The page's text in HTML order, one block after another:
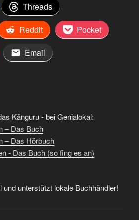
Threads
Reddit
Pocket
Email
Känguru - bei Genialokal:
– Das Buch
– Das Hörbuch
- Das Buch (so fing es an)
und unterstützt lokale Buchhändler!